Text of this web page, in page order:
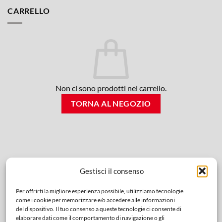
Gestisci il consenso
Per offrirti la migliore esperienza possibile, utilizziamo tecnologie
come i cookie per memorizzare e/o accedere alle informazioni
del dispositivo. Il tuo consenso a queste tecnologie ci consente di
elaborare dati come il comportamento di navigazione o gli
CARRELLO
Non ci sono prodotti nel carrello.
TORNA AL NEGOZIO